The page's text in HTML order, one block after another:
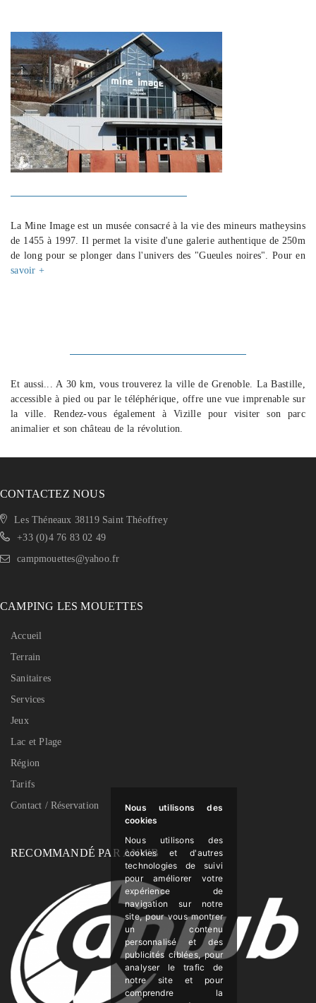
Nous utilisons des
cookies
Nous utilisons des
cookies et d'autres
technologies de suivi
pour améliorer votre
expérience de
navigation sur notre
site, pour vous montrer
un contenu
personnalisé et des
publicités ciblées, pour
analyser le trafic de
notre site et pour
comprendre la
La Mine Image est un musée consacré à la vie des mineurs matheysins
de 1455 à 1997. Il permet la visite d'une galerie authentique de 250m
de long pour se plonger dans l'univers des "Gueules noires". Pour en
savoir +
Et aussi... A 30 km, vous trouverez la ville de Grenoble. La Bastille,
accessible à pied ou par le téléphérique, offre une vue imprenable sur
la ville. Rendez-vous également à Vizille pour visiter son parc
animalier et son château de la révolution.
CONTACTEZ NOUS
Les Théneaux 38119 Saint Théoffrey
+33 (0)4 76 83 02 49
campmouettes@yahoo.fr
CAMPING LES MOUETTES
Accueil
Terrain
Sanitaires
Services
Jeux
Lac et Plage
Région
Tarifs
Contact / Réservation
RECOMMANDÉ PAR ANWB